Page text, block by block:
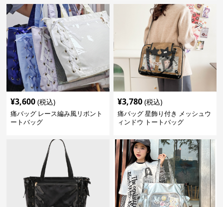
¥3,600 (税込)
痛バッグ レース編み風リボント
ートバッグ
¥3,780 (税込)
痛バッグ 星飾り付き メッシュウ
ィンドウ トートバッグ